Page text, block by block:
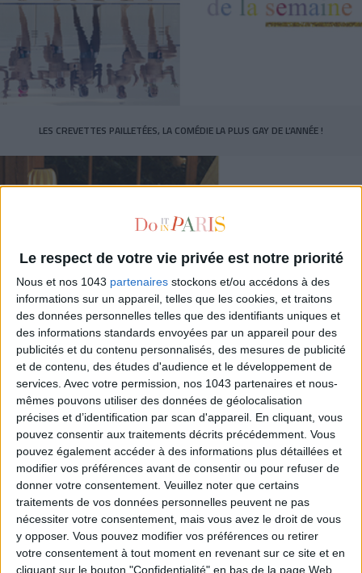
Le respect de votre vie privée est notre priorité
Nous et nos 1043 partenaires stockons et/ou accédons à des
informations sur un appareil, telles que les cookies, et traitons
des données personnelles telles que des identifiants uniques et
des informations standards envoyées par un appareil pour des
publicités et du contenu personnalisés, des mesures de publicité
et de contenu, des études d'audience et le développement de
services. Avec votre permission, nos 1043 partenaires et nous-
mêmes pouvons utiliser des données de géolocalisation
précises et d’identification par scan d'appareil. En cliquant, vous
pouvez consentir aux traitements décrits précédemment. Vous
pouvez également accéder à des informations plus détaillées et
modifier vos préférences avant de consentir ou pour refuser de
donner votre consentement. Veuillez noter que certains
traitements de vos données personnelles peuvent ne pas
nécessiter votre consentement, mais vous avez le droit de vous
y opposer. Vous pouvez modifier vos préférences ou retirer
votre consentement à tout moment en revenant sur ce site et en
cliquant sur le bouton "Confidentialité" en bas de la page Web.
LES CREVETTES PAILLETÉES, LA COMÉDIE LA PLUS GAY DE L’ANNÉE !
LES PETITS MOUCHOIRS : LA SUITE